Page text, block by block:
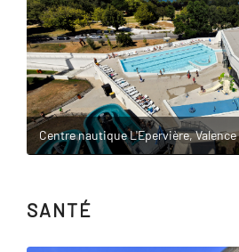
Centre nautique L'Epervière, Valence
SANTÉ